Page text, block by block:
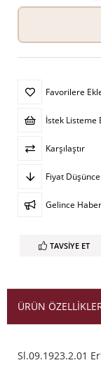
Favorilere
İstek Listeme
Karşılaştır
Fiyat
Gelince
TAVSIYE ET
ÜRÜN
Sl.09.1923.2.01